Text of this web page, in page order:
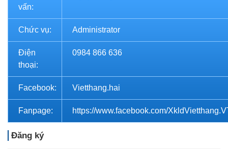
vấn:
Chức vụ: Administrator
Điện
thoại:
0984 866 636
Facebook: Vietthang.hai
Fanpage: https://www.facebook.com/
Đăng ký